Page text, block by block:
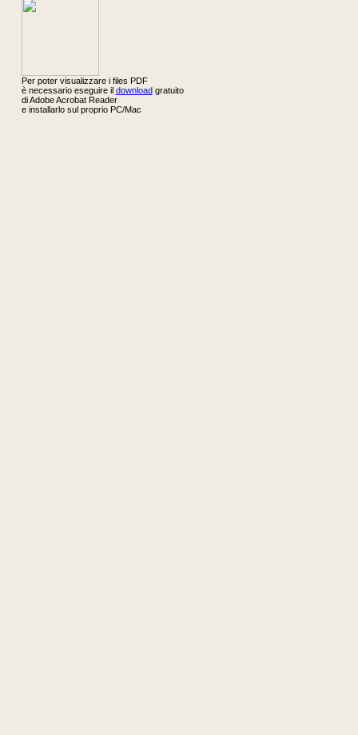
Per poter visualizzare i files PDF
è necessario eseguire il downloadgratuito
di Adobe Acrobat Reader
e installarlo sul proprio PC/Mac